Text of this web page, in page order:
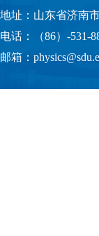
地址：山东省济南
电话：（86）-531-
邮箱：